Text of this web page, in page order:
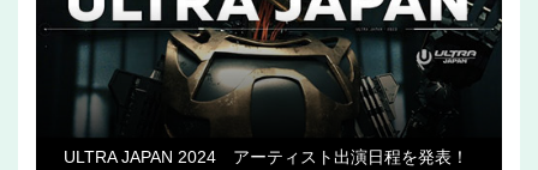
ULTRA JAPAN 2024 アーティスト出演日程を発表！